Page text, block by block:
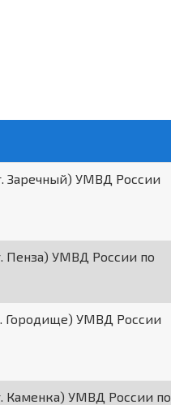
Заречный) УМВД России
Пенза) УМВД России по
Городище) УМВД России
Каменка) УМВД России по